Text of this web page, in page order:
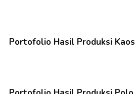
Portofolio Hasil Produksi Kaos